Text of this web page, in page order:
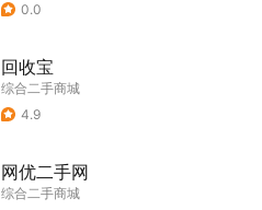
0.0
回收宝
综合二手商城
4.9
网优二手网
综合二手商城